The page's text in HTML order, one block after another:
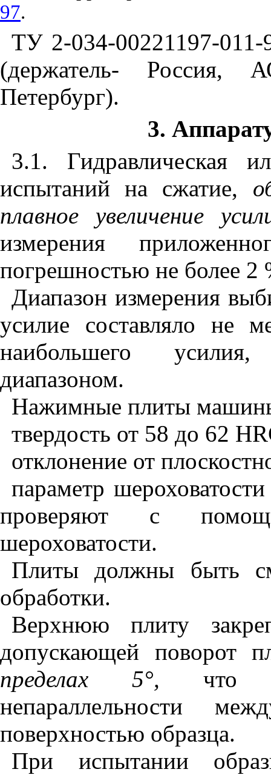
97.
ТУ 2-034-00221197-
(держатель- Россия,
Петербург).
3.
3.1. Гидравлическая
испытаний на сжатие,
плавное увеличение
измерения
погрешностью не более 2
Диапазон измерения
усилие составляло не
наибольшего
диапазоном.
Нажимные плиты
твердость от 58 до 62
отклонение от
параметр
проверяют с
шероховатости.
Плиты должны быть
обработки.
Верхнюю плиту
допускающей поворот
пределах 5°, что
непараллельности
поверхностью образца.
При испытании